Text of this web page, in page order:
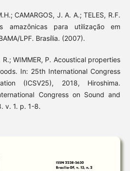
CAMARGOS, J. A. A.; TELES, R.F.
amazônicas para utilização em
LPF. Brasília. (2007).
R.; WIMMER, P. Acoustical properties
In: 25th International Congress
(ICSV25), 2018, Hiroshima.
Congress on Sound and
v. 1. p. 1-8.